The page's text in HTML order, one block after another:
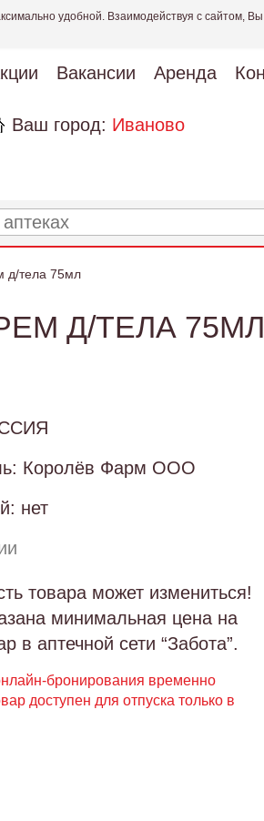
удобной. Взаимодействуя с сайтом,
Вакансии Аренда
Ваш город: Иваново
д/тела 75мл
Д/ТЕЛА
Королёв Фарм ООО
нет
товара может измениться!
минимальная цена на
в аптечной сети “Забота”.
бронирования временно
доступен для отпуска только в